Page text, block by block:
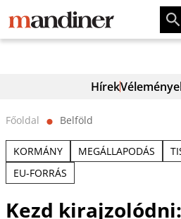
Hírek
Főoldal ⬤ Belföld
KORMÁNY MEGÁLLAPODÁS
EU-FORRÁS
Kezd